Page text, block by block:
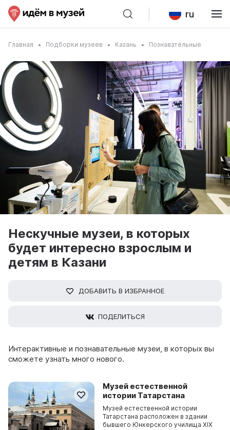
ru
Главная Подборки музеев Казань Познавательные
Нескучные музеи, в которых
будет интересно взрослым и
детям в Казани
ДОБАВИТЬ В ИЗБРАННОЕ
ПОДЕЛИТЬСЯ
Интерактивные и познавательные музеи, в которых вы
сможете узнать много нового.
Музей естественной
истории Татарстана
Музей естественной истории
Татарстана расположен в здании
бывшего Юнкерского училища XIX